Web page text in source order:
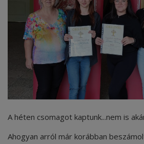
Ünnepeink
Képzéseink
Pályázatok
Dokumentumok
Menza
OM azonosító:203167 Tel.:(52)
A héten csomagot kaptunk...nem is
Ahogyan arról már korábban